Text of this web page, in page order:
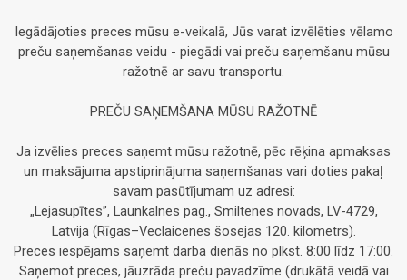
Iegādājoties preces mūsu e-veikalā, Jūs varat izvēlēties vēlamo
preču saņemšanas veidu - piegādi vai preču saņemšanu mūsu
ražotnē ar savu transportu.
PREČU SAŅEMŠANA MŪSU RAŽOTNĒ
Ja izvēlies preces saņemt mūsu ražotnē, pēc rēķina apmaksas
un maksājuma apstiprinājuma saņemšanas vari doties pakaļ
savam pasūtījumam uz adresi:
„Lejasupītes”, Launkalnes pag., Smiltenes novads, LV-4729,
Latvija (Rīgas–Veclaicenes šosejas 120. kilometrs).
Preces iespējams saņemt darba dienās no plkst. 8:00 līdz 17:00.
Saņemot preces, jāuzrāda preču pavadzīme (drukātā veidā vai